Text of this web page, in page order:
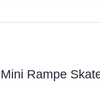
Mini Rampe